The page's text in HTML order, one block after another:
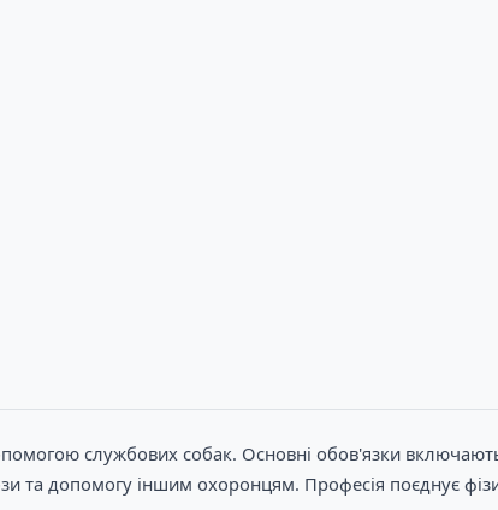
службових собак. Основні обов'язки
та допомогу іншим охоронцям. Професія поєднує